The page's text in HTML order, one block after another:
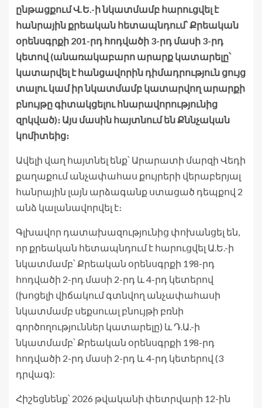
ընթացքում Վ.Ե.-ի նկատմամբ հարուցվել է
հանրային քրեական հետապնդում՝ Քրեական
օրենսգրքի 201-րդ հոդվածի 3-րդ մասի 3-րդ
կետով (անառակաբարո արարք կատարելը՝
կատարվել է հանցավորին դիմադրություն ցույց
տալու կամ իր նկատմամբ կատարվող արարքի
բնույթը գիտակցելու հնարավորությունից
զրկված)։ Այս մասին հայտնում են Քննչական
կոմիտեից։
Ավելի վաղ հայտնել ենք՝ Արարատի մարզի Վեդի
քաղաքում անչափահաս քույրերի վերաբերյալ
հանրային լայն արձագանք ստացած դեպքով 2
անձ կալանավորվել է։
Գլխավոր դատախազությունից փոխանցել են,
որ քրեական հետապնդում է հարուցվել Ա.Ե.-ի
նկատմամբ՝ Քրեական օրենսգրքի 198-րդ
հոդվածի 2-րդ մասի 2-րդ և 4-րդ կետերով
(խոցելի վիճակում գտնվող անչափահասի
նկատմամբ սեքսուալ բնույթի բռնի
գործողություններ կատարելը) և Դ.Ա.-ի
նկատմամբ՝ Քրեական օրենսգրքի 198-րդ
հոդվածի 2-րդ մասի 2-րդ և 4-րդ կետերով (3
դրվագ):
Հիշեցնենք՝ 2026 թվականի փետրվարի 12-ին